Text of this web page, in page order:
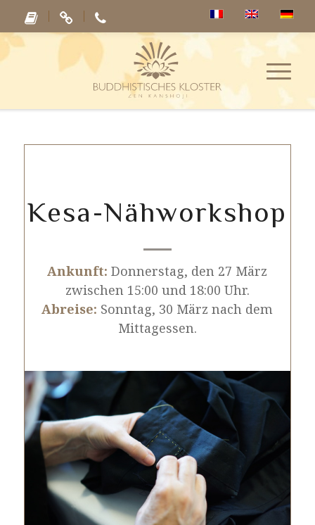
Kesa-Nähworkshop
Ankunft: Donnerstag, den 27 März
zwischen 15:00 und 18:00 Uhr.
Abreise: Sonntag, 30 März nach dem
Mittagessen.